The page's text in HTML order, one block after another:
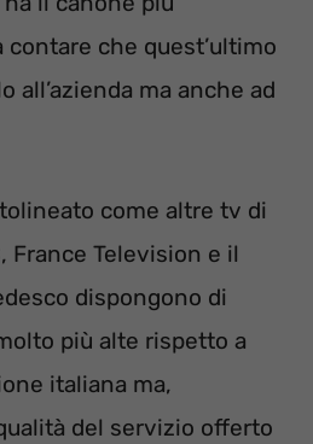
contare che quest’ultimo
all’azienda ma anche ad
come altre tv di
France Television e il
dispongono di
più alte rispetto a
italiana ma,
del servizio offerto